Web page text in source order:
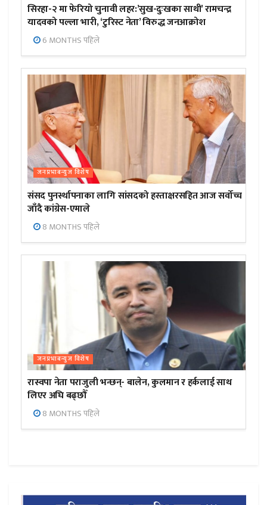
सिरहा-२ मा फेरियो चुनावी लहर:’सुख-दुःखका साथी’ रामचन्द्र
यादवको पल्ला भारी, ‘टुरिस्ट नेता’ विरुद्ध जनआक्रोश
6 MONTHS पहिले
जनप्रभाबन्युज विशेष
संसद पुनर्स्थापनाका लागि सांसदको हस्ताक्षरसहित आज सर्वोच्च
जाँदै कांग्रेस-एमाले
8 MONTHS पहिले
जनप्रभाबन्युज विशेष
रास्वपा नेता पराजुली भन्छन्- बालेन, कुलमान र हर्कलाई साथ
लिएर अघि बढ्छौँ
8 MONTHS पहिले